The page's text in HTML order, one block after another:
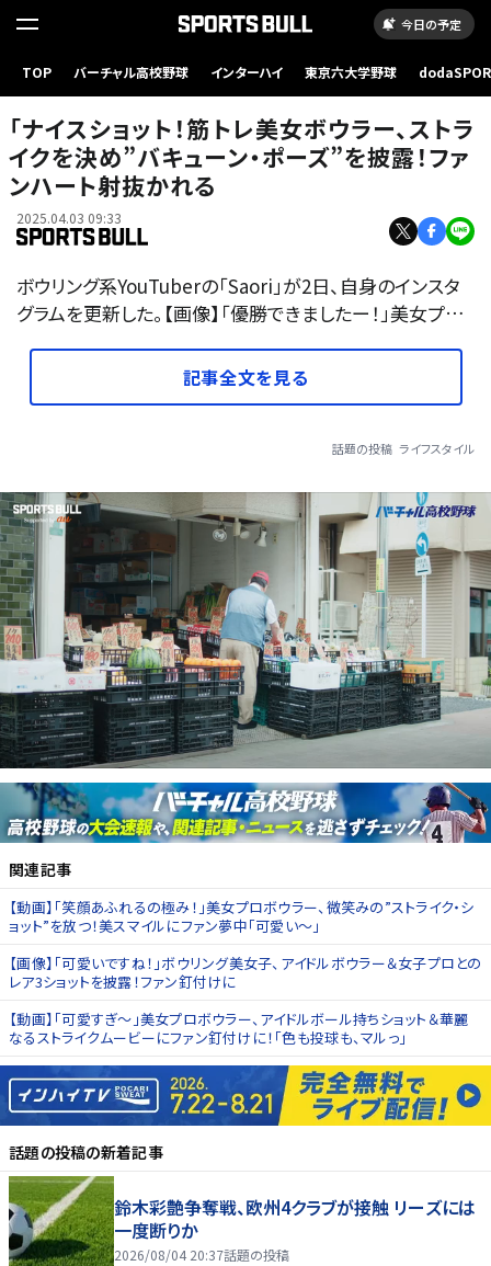
今日の予定
TOP バーチャル高校野球 インターハイ 東京六大学野球
「ナイスショット！筋トレ美女ボウラー、ストラ
イクを決め”バキューン・ポーズ”を披露！ファ
ンハート射抜かれる
2025.04.03 09:33
ボウリング系YouTuberの「Saori」が2日、自身のインスタ
グラムを更新した。【画像】「優勝できましたー！」美女プ…
記事全文を見る
話題の投稿 ライフスタイル
関連記事
【動画】「笑顔あふれるの極み！」美女プロボウラー、微笑みの”ストライク・シ
ョット”を放つ！美スマイルにファン夢中「可愛い～」
【画像】「可愛いですね！」ボウリング美女子、アイドルボウラー＆女子プロとの
レア3ショットを披露！ファン釘付けに
【動画】「可愛すぎ〜」美女プロボウラー、アイドルボール持ちショット＆華麗
なるストライクムービーにファン釘付けに！「色も投球も、マルっ」
話題の投稿の新着記事
鈴木彩艶争奪戦、欧州4クラブが接触 リーズには
一度断りか
2026/08/04 20:37話題の投稿